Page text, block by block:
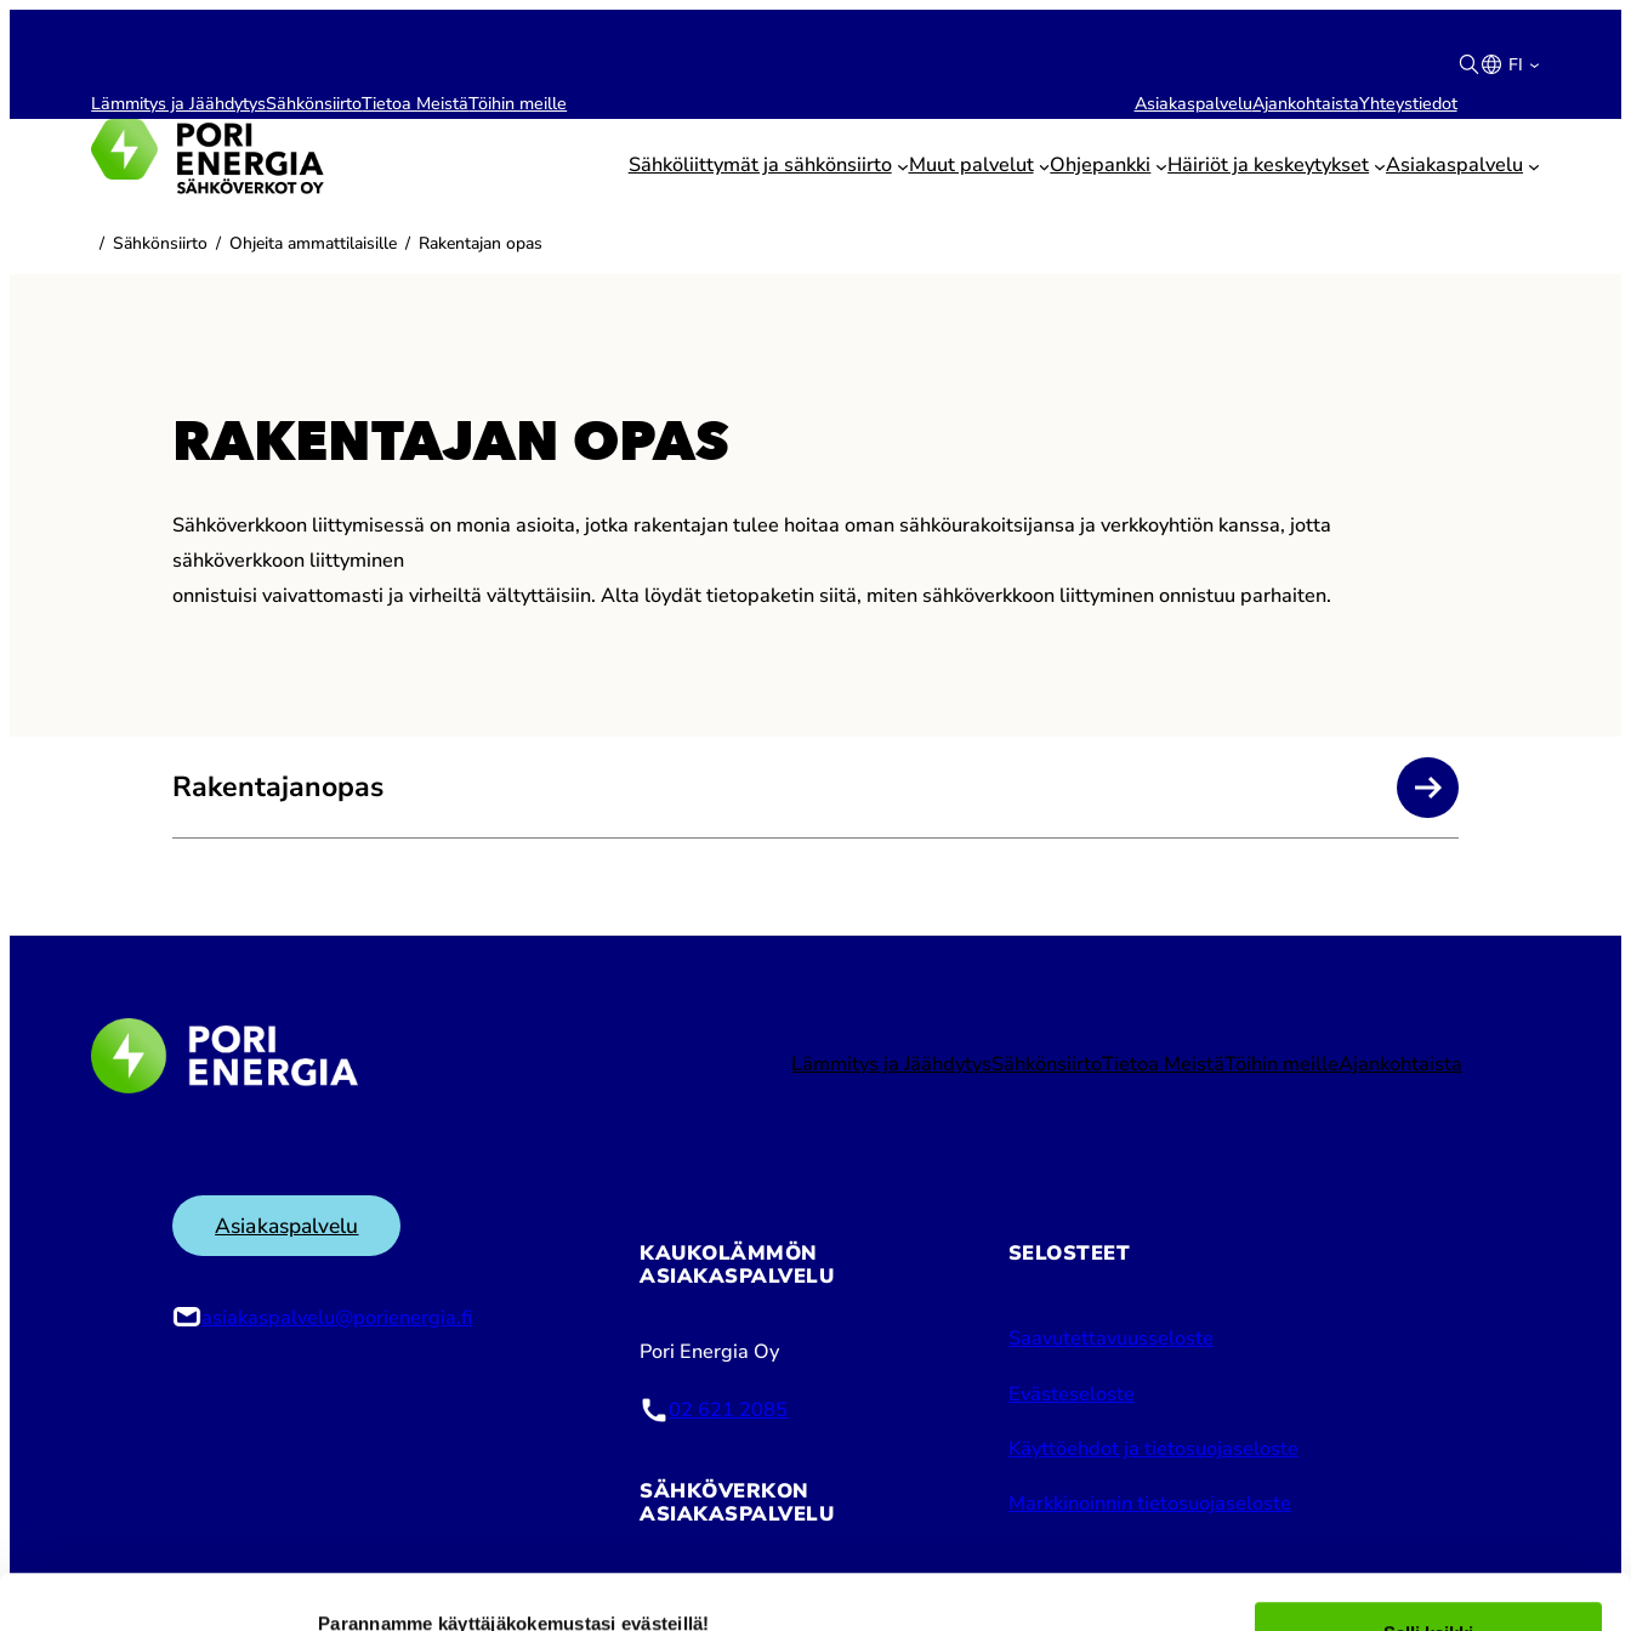
Parannamme käyttäjäkokemustasi evästeillä!
Lämmitys ja JäähdytysSähkönsiirtoTietoa MeistäTöihin meille AsiakaspalveluAjankohtaistaYhteystiedot
FI
Suomi
English
Sähköliittymät ja sähkönsiirto Muut palvelut Ohjepankki Häiriöt ja keskeytykset Asiakaspalvelu
/ Sähkönsiirto / Ohjeita ammattilaisille / Rakentajan opas
RAKENTAJAN OPAS
Sähköverkkoon liittymisessä on monia asioita, jotka rakentajan tulee hoitaa oman sähköurakoitsijansa ja verkkoyhtiön kanssa, jotta
sähköverkkoon liittyminen
onnistuisi vaivattomasti ja virheiltä vältyttäisiin. Alta löydät tietopaketin siitä, miten sähköverkkoon liittyminen onnistuu parhaiten.
Rakentajanopas
Lämmitys ja JäähdytysSähkönsiirtoTietoa MeistäTöihin meilleAjankohtaista
Asiakaspalvelu
asiakaspalvelu@porienergia.fi
KAUKOLÄMMÖN
ASIAKASPALVELU
Pori Energia Oy
02 621 2085
SÄHKÖVERKON
ASIAKASPALVELU
SELOSTEET
Saavutettavuusseloste
Evästeseloste
Käyttöehdot ja tietosuojaseloste
Markkinoinnin tietosuojaseloste